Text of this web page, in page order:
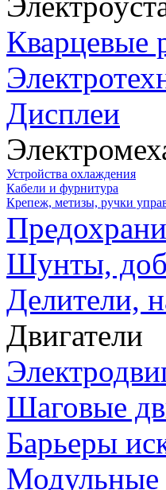
Кварцевые
Дисплеи
Устройства охлаждения
Кабели и фурнитура
Крепеж, метизы, ручки
Шунты,
Делители,
Двигатели
Шаговые
Барьеры
Модульные